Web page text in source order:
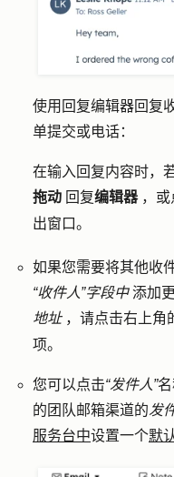
使用回复编辑器回复
单提交或电话：
在输入回复内容时，
拖动 回复编辑器 ，或
出窗口。
如果您需要将其他收
“收件人”字段中添加
地址 ，请点击右上角
项。
您可以点击“发件人”
的团队邮箱渠道的发
服务台中设置一个默